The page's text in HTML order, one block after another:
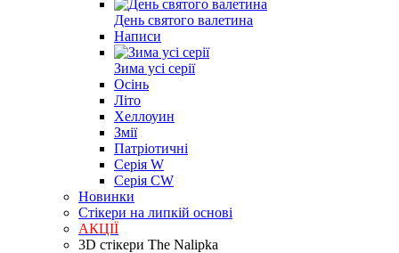
День святого валетина
Написи
Зима усі серії
Осінь
Літо
Хеллоуин
Змії
Патріотичні
Серія W
Серія CW
Новинки
Стікери на липкій основі
АКЦІЇ
3D стікери The Nalipka